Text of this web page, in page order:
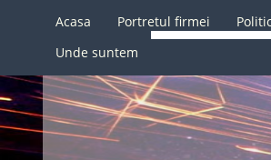
Acasa Portretul firmei
Unde suntem